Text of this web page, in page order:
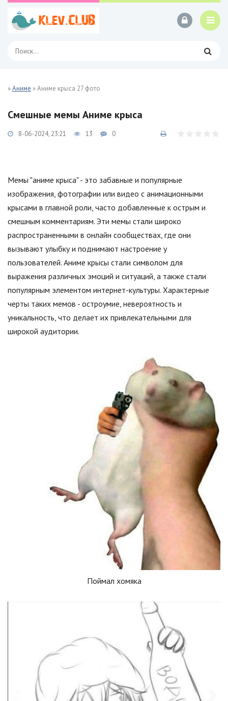
»Аниме » Аниме крыса 27 фото
Смешные мемы Аниме крыса
8-06-2024, 23:21 13 0
Мемы "аниме крыса" - это забавные и популярные
изображения, фотографии или видео с анимационными
крысами в главной роли, часто добавленные к острым и
смешным комментариям. Эти мемы стали широко
распространенными в онлайн сообществах, где они
вызывают улыбку и поднимают настроение у
пользователей. Аниме крысы стали символом для
выражения различных эмоций и ситуаций, а также стали
популярным элементом интернет-культуры. Характерные
черты таких мемов - остроумие, невероятность и
уникальность, что делает их привлекательными для
широкой аудитории.
Поймал хомяка